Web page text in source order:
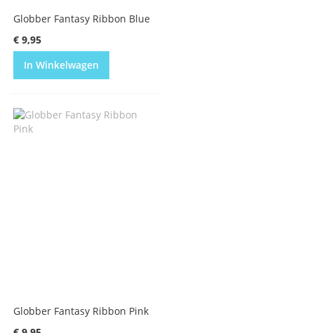
Globber Fantasy Ribbon Blue
€ 9,95
In Winkelwagen
Globber Fantasy Ribbon Pink